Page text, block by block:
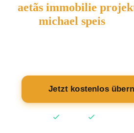
aetãs immobilie
michael speis
Jetzt kostenlos